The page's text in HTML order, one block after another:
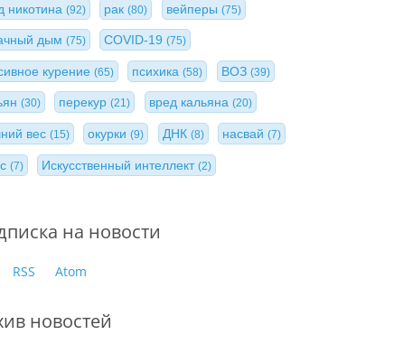
никотина (92) рак(80) вейперы (75)
дым (75) COVID-19(75)
курение (65) психика(58) ВОЗ (39)
(30) перекур(21) вред кальяна (20)
вес (15) окурки(9) ДНК (8) насвай(7)
(7) Искусственный интеллект(2)
на новости
RSS Atom
новостей